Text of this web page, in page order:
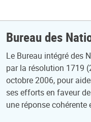
Bureau des
Le Bureau intégré des
par la résolution 1719
octobre 2006, pour
ses efforts en faveur
une réponse